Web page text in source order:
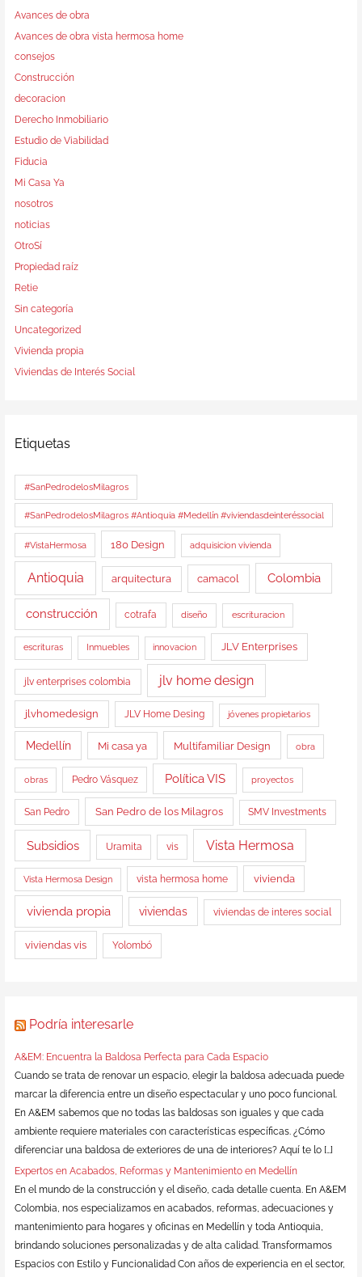
Avances de obra
Avances de obra vista hermosa home
consejos
Construcción
decoracion
Derecho Inmobiliario
Estudio de Viabilidad
Fiducia
Mi Casa Ya
nosotros
noticias
OtroSí
Propiedad raíz
Retie
Sin categoría
Uncategorized
Vivienda propia
Viviendas de Interés Social
Etiquetas
#SanPedrodelosMilagros
#SanPedrodelosMilagros #Antioquia #Medellín #viviendasdeinteréssocial
#VistaHermosa 180 Design adquisicion vivienda
Antioquia arquitectura camacol Colombia
construcción cotrafa diseño escrituracion
escrituras Inmuebles innovacion JLV Enterprises
jlv enterprises colombia jlv home design
jlvhomedesign JLV Home Desing jóvenes propietarios
Medellín Mi casa ya Multifamiliar Design obra
obras Pedro Vásquez Política VIS proyectos
San Pedro San Pedro de los Milagros SMV Investments
Subsidios Uramita vis Vista Hermosa
Vista Hermosa Design vista hermosa home vivienda
vivienda propia viviendas viviendas de interes social
viviendas vis Yolombó
Podría interesarle
A&EM: Encuentra la Baldosa Perfecta para Cada Espacio
Cuando se trata de renovar un espacio, elegir la baldosa adecuada puede
marcar la diferencia entre un diseño espectacular y uno poco funcional.
En A&EM sabemos que no todas las baldosas son iguales y que cada
ambiente requiere materiales con características específicas. ¿Cómo
diferenciar una baldosa de exteriores de una de interiores? Aquí te lo […]
Expertos en Acabados, Reformas y Mantenimiento en Medellín
En el mundo de la construcción y el diseño, cada detalle cuenta. En A&EM
Colombia, nos especializamos en acabados, reformas, adecuaciones y
mantenimiento para hogares y oficinas en Medellín y toda Antioquia,
brindando soluciones personalizadas y de alta calidad. Transformamos
Espacios con Estilo y Funcionalidad Con años de experiencia en el sector,